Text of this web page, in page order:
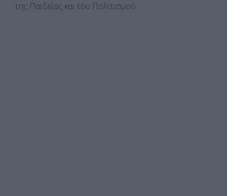
της Παιδείας και του Πολιτισμού.